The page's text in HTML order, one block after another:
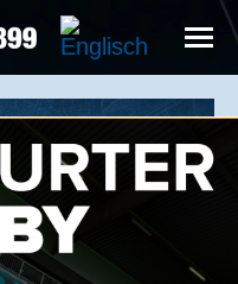
UNSERE